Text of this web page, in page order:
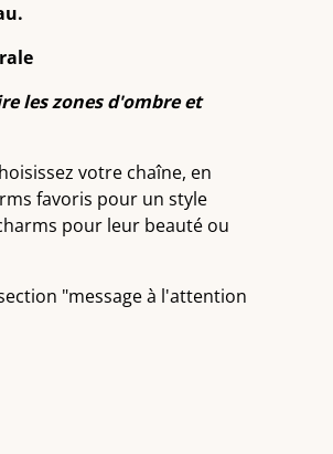
les zones d'ombre et
votre chaîne, en
favoris pour un style
pour leur beauté ou
"message à l'attention